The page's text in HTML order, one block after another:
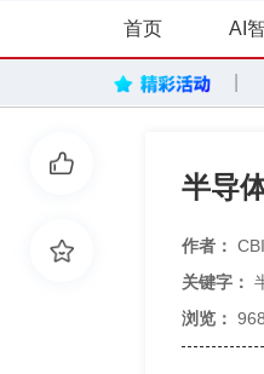
首页 AI
半导
作者：
关键字：
浏览： 968